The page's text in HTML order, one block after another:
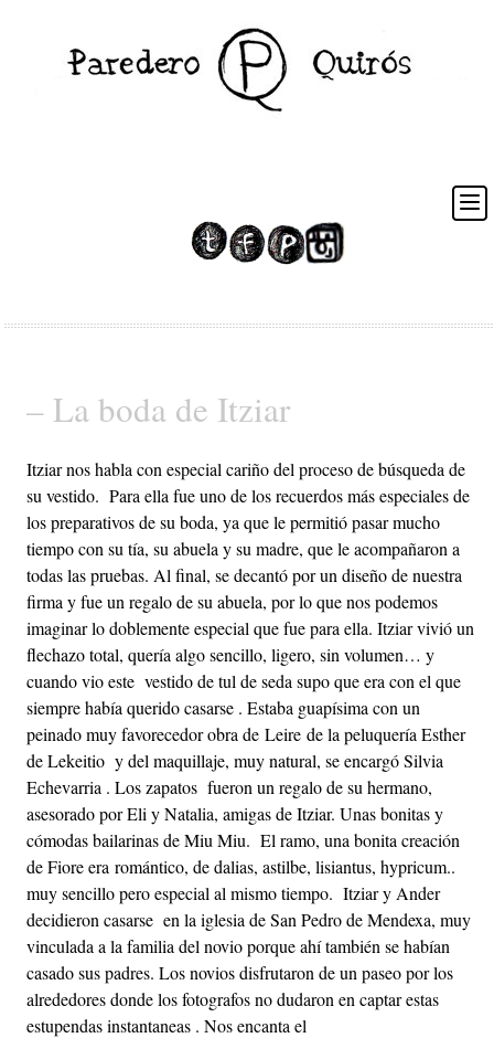
– La boda de Itziar
Itziar nos habla con especial cariño del proceso de búsqueda de
su vestido. Para ella fue uno de los recuerdos más especiales de
los preparativos de su boda, ya que le permitió pasar mucho
tiempo con su tía, su abuela y su madre, que le acompañaron a
todas las pruebas. Al final, se decantó por un diseño de nuestra
firma y fue un regalo de su abuela, por lo que nos podemos
imaginar lo doblemente especial que fue para ella. Itziar vivió un
flechazo total, quería algo sencillo, ligero, sin volumen… y
cuando vio este vestido de tul de seda supo que era con el que
siempre había querido casarse . Estaba guapísima con un
peinado muy favorecedor obra de Leire de la peluquería Esther
de Lekeitio y del maquillaje, muy natural, se encargó Silvia
Echevarria . Los zapatos fueron un regalo de su hermano,
asesorado por Eli y Natalia, amigas de Itziar. Unas bonitas y
cómodas bailarinas de Miu Miu. El ramo, una bonita creación
de Fiore era romántico, de dalias, astilbe, lisiantus, hypricum..
muy sencillo pero especial al mismo tiempo. Itziar y Ander
decidieron casarse en la iglesia de San Pedro de Mendexa, muy
vinculada a la familia del novio porque ahí también se habían
casado sus padres. Los novios disfrutaron de un paseo por los
alrededores donde los fotografos no dudaron en captar estas
estupendas instantaneas . Nos encanta el